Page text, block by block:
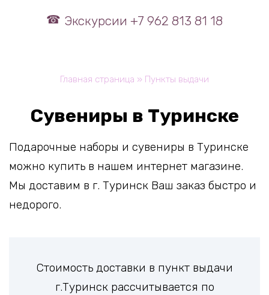
Экскурсии +7 962 813 81 18
Главная страница » Пункты выдачи
Сувениры в Туринске
Подарочные наборы и сувениры в Туринске
можно купить в нашем интернет магазине.
Мы доставим в г. Туринск Ваш заказ быстро и
недорого.
Стоимость доставки в пункт выдачи
г.Туринск рассчитывается по